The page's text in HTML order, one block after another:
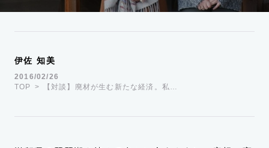
伊佐 知美
2016/02/26
TOP
【対談】廃材が生む新たな経済。私…